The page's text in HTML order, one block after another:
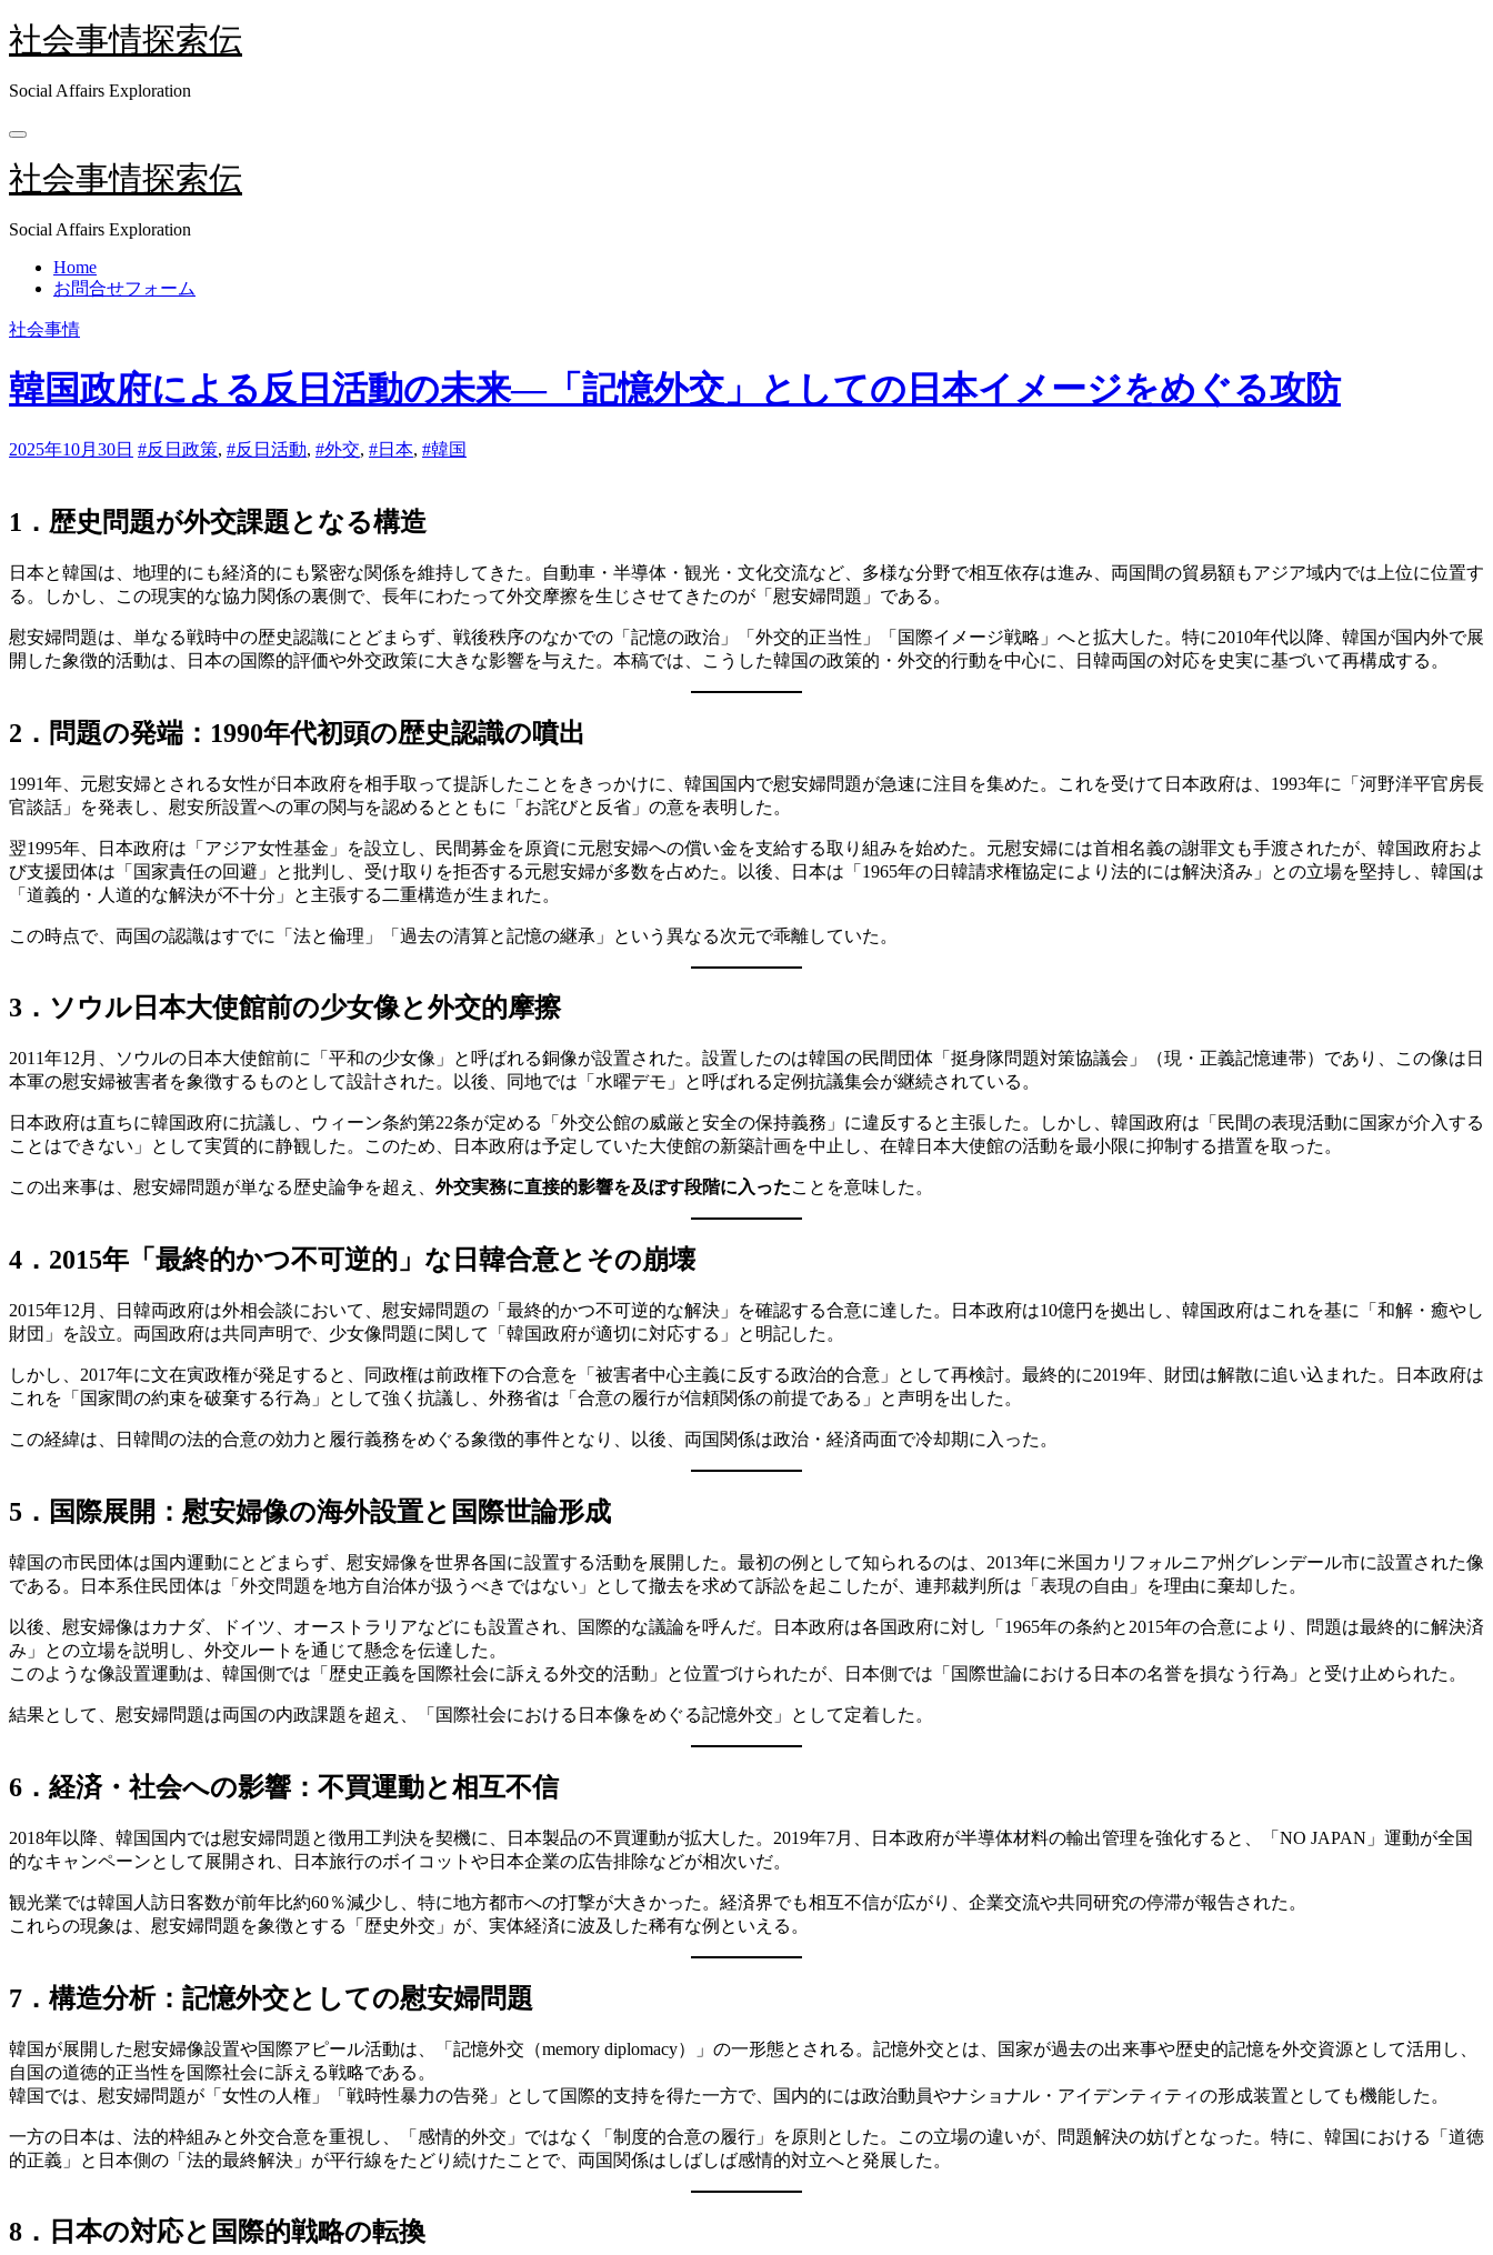
内
容
ス
ッ
プ
社会事情探索伝
Social Affairs Exploration
社会事情探索伝
Social Affairs Exploration
Home
お問合せフォーム
社会事情
韓国政府による反日活動の未来―「記憶外交」としての日本イメージをめぐる攻防
2025年10月30日 #反日政策, #反日活動, #外交, #日本, #韓国
1．歴史問題が外交課題となる構造
日本と韓国は、地理的にも経済的にも緊密な関係を維持してきた。自動車・半導体・観光・文化交流など、多様な分野で相互依存は進み、両国間の貿易額もアジア域内では上位に位置す
る。しかし、この現実的な協力関係の裏側で、長年にわたって外交摩擦を生じさせてきたのが「慰安婦問題」である。
慰安婦問題は、単なる戦時中の歴史認識にとどまらず、戦後秩序のなかでの「記憶の政治」「外交的正当性」「国際イメージ戦略」へと拡大した。特に2010年代以降、韓国が国内外で展
開した象徴的活動は、日本の国際的評価や外交政策に大きな影響を与えた。本稿では、こうした韓国の政策的・外交的行動を中心に、日韓両国の対応を史実に基づいて再構成する。
2．問題の発端：1990年代初頭の歴史認識の噴出
1991年、元慰安婦とされる女性が日本政府を相手取って提訴したことをきっかけに、韓国国内で慰安婦問題が急速に注目を集めた。これを受けて日本政府は、1993年に「河野洋平官房長
官談話」を発表し、慰安所設置への軍の関与を認めるとともに「お詫びと反省」の意を表明した。
翌1995年、日本政府は「アジア女性基金」を設立し、民間募金を原資に元慰安婦への償い金を支給する取り組みを始めた。元慰安婦には首相名義の謝罪文も手渡されたが、韓国政府およ
び支援団体は「国家責任の回避」と批判し、受け取りを拒否する元慰安婦が多数を占めた。以後、日本は「1965年の日韓請求権協定により法的には解決済み」との立場を堅持し、韓国は
「道義的・人道的な解決が不十分」と主張する二重構造が生まれた。
この時点で、両国の認識はすでに「法と倫理」「過去の清算と記憶の継承」という異なる次元で乖離していた。
3．ソウル日本大使館前の少女像と外交的摩擦
2011年12月、ソウルの日本大使館前に「平和の少女像」と呼ばれる銅像が設置された。設置したのは韓国の民間団体「挺身隊問題対策協議会」（現・正義記憶連帯）であり、この像は日
本軍の慰安婦被害者を象徴するものとして設計された。以後、同地では「水曜デモ」と呼ばれる定例抗議集会が継続されている。
日本政府は直ちに韓国政府に抗議し、ウィーン条約第22条が定める「外交公館の威厳と安全の保持義務」に違反すると主張した。しかし、韓国政府は「民間の表現活動に国家が介入する
ことはできない」として実質的に静観した。このため、日本政府は予定していた大使館の新築計画を中止し、在韓日本大使館の活動を最小限に抑制する措置を取った。
この出来事は、慰安婦問題が単なる歴史論争を超え、 外交実務に直接的影響を及ぼす段階に入ったことを意味した。
4．2015年「最終的かつ不可逆的」な日韓合意とその崩壊
2015年12月、日韓両政府は外相会談において、慰安婦問題の「最終的かつ不可逆的な解決」を確認する合意に達した。日本政府は10億円を拠出し、韓国政府はこれを基に「和解・癒やし
財団」を設立。両国政府は共同声明で、少女像問題に関して「韓国政府が適切に対応する」と明記した。
しかし、2017年に文在寅政権が発足すると、同政権は前政権下の合意を「被害者中心主義に反する政治的合意」として再検討。最終的に2019年、財団は解散に追い込まれた。日本政府は
これを「国家間の約束を破棄する行為」として強く抗議し、外務省は「合意の履行が信頼関係の前提である」と声明を出した。
この経緯は、日韓間の法的合意の効力と履行義務をめぐる象徴的事件となり、以後、両国関係は政治・経済両面で冷却期に入った。
5．国際展開：慰安婦像の海外設置と国際世論形成
韓国の市民団体は国内運動にとどまらず、慰安婦像を世界各国に設置する活動を展開した。最初の例として知られるのは、2013年に米国カリフォルニア州グレンデール市に設置された像
である。日本系住民団体は「外交問題を地方自治体が扱うべきではない」として撤去を求めて訴訟を起こしたが、連邦裁判所は「表現の自由」を理由に棄却した。
以後、慰安婦像はカナダ、ドイツ、オーストラリアなどにも設置され、国際的な議論を呼んだ。日本政府は各国政府に対し「1965年の条約と2015年の合意により、問題は最終的に解決済
み」との立場を説明し、外交ルートを通じて懸念を伝達した。
このような像設置運動は、韓国側では「歴史正義を国際社会に訴える外交的活動」と位置づけられたが、日本側では「国際世論における日本の名誉を損なう行為」と受け止められた。
結果として、慰安婦問題は両国の内政課題を超え、「国際社会における日本像をめぐる記憶外交」として定着した。
6．経済・社会への影響：不買運動と相互不信
2018年以降、韓国国内では慰安婦問題と徴用工判決を契機に、日本製品の不買運動が拡大した。2019年7月、日本政府が半導体材料の輸出管理を強化すると、「NO JAPAN」運動が全国
的なキャンペーンとして展開され、日本旅行のボイコットや日本企業の広告排除などが相次いだ。
観光業では韓国人訪日客数が前年比約60％減少し、特に地方都市への打撃が大きかった。経済界でも相互不信が広がり、企業交流や共同研究の停滞が報告された。
これらの現象は、慰安婦問題を象徴とする「歴史外交」が、実体経済に波及した稀有な例といえる。
7．構造分析：記憶外交としての慰安婦問題
韓国が展開した慰安婦像設置や国際アピール活動は、「記憶外交（memory diplomacy）」の一形態とされる。記憶外交とは、国家が過去の出来事や歴史的記憶を外交資源として活用し、
自国の道徳的正当性を国際社会に訴える戦略である。
韓国では、慰安婦問題が「女性の人権」「戦時性暴力の告発」として国際的支持を得た一方で、国内的には政治動員やナショナル・アイデンティティの形成装置としても機能した。
一方の日本は、法的枠組みと外交合意を重視し、「感情的外交」ではなく「制度的合意の履行」を原則とした。この立場の違いが、問題解決の妨げとなった。特に、韓国における「道徳
的正義」と日本側の「法的最終解決」が平行線をたどり続けたことで、両国関係はしばしば感情的対立へと発展した。
8．日本の対応と国際的戦略の転換